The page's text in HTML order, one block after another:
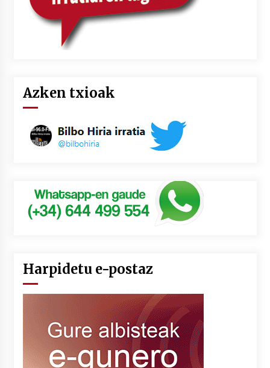
Azken txioak
Harpidetu e-postaz